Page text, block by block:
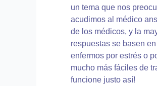
un tema que nos
acudimos al médico
de los médicos, y la
respuestas se basen
enfermos por estrés o
mucho más fáciles de
funcione justo así!